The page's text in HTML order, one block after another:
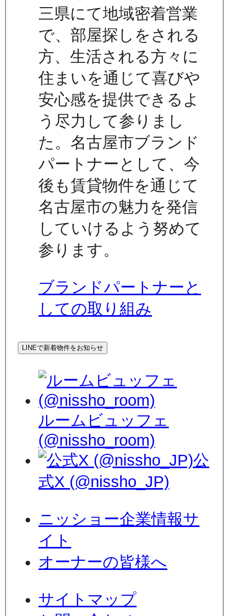
三県にて地域密着営業
で、部屋探しをされる
方、生活される方々に
住まいを通じて喜びや
安心感を提供できるよ
う尽力して参りまし
た。名古屋市ブランド
パートナーとして、今
後も賃貸物件を通じて
名古屋市の魅力を発信
していけるよう努めて
参ります。
ブランドパートナーと
しての取り組み
LINEで新着物件をお知らせ
ルームビュッフェ
(@nissho_room)
公
式X (@nissho_JP)
ニッショー企業情報サ
イト
オーナーの皆様へ
サイトマップ